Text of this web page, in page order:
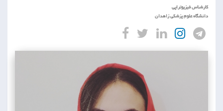
کارشناس فیزیوتراپی
دانشگاه علوم پزشکی زاهدان